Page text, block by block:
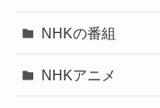
NHKの番組
NHKアニメ